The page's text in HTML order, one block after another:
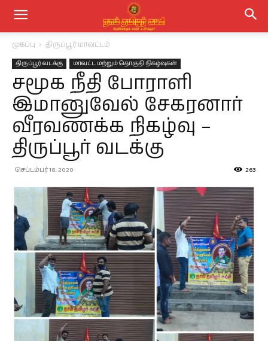
முகப்பு திருப்பூர் மாவட்டம்
திருப்பூர் வடக்கு மாவட்ட மற்றும் தொகுதி நிகழ்வுகள்
சமூக நீதி போராளி
இமானுவேல் சேகரனார்
வீரவணக்க நிகழ்வு –
திருப்பூர் வடக்கு
செப்டம்பர் 18, 2020 263